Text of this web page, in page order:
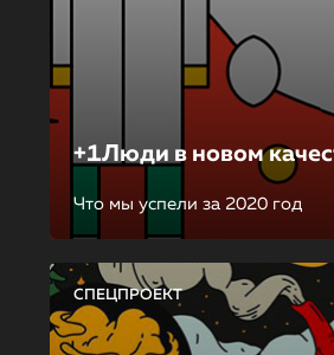
+1Люди в новом
Что мы успели за 2020 год
СПЕЦПРОЕКТ